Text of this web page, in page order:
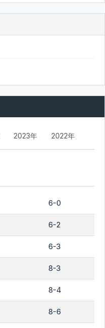
2023年 2022年
6-0
6-2
6-3
8-3
8-4
8-6